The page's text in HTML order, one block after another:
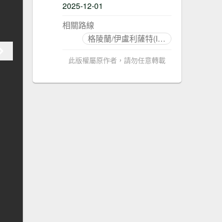
2025-12-01
相關路線
格陵蘭/伊盧利薩特(Ilulissat)
此版權屬原作者，請勿任意轉載